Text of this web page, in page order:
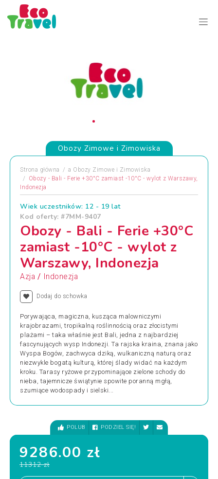
Obozy Zimowe i Zimowiska
Strona główna a Obozy Zimowe i Zimowiska
Obozy - Bali - Ferie +30°C zamiast -10°C - wylot z Warszawy,
Indonezja
Wiek uczestników: 12 - 19 lat
Kod oferty: #7MM-9407
Obozy - Bali - Ferie +30°C
zamiast -10°C - wylot z
Warszawy, Indonezja
Azja / Indonezja
Dodaj do schowka
Porywająca, magiczna, kusząca malowniczymi
krajobrazami, tropikalną roślinnością oraz złocistymi
plażami – taka właśnie jest Bali, jedna z najbardziej
fascynujących wysp Indonezji. Ta rajska kraina, znana jako
Wyspa Bogów, zachwyca dziką, wulkaniczną naturą oraz
niezwykle bogatą kulturą, której ślady widać na każdym
kroku. Tarasy ryżowe przypominające zielone schody do
nieba, tajemnicze świątynie spowite poranną mgłą,
szumiące wodospady i sielski...
POLUB PODZIEL SIĘ!
9286.00 zł
11312 zł